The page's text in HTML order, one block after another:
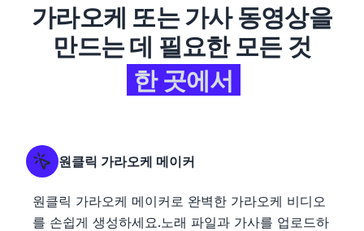
가라오케 또는 가사 동영상을
만드는 데 필요한 모든 것
한 곳에서
원클릭 가라오케 메이커
원클릭 가라오케 메이커로 완벽한 가라오케 비디오
를 손쉽게 생성하세요.노래 파일과 가사를 업로드하